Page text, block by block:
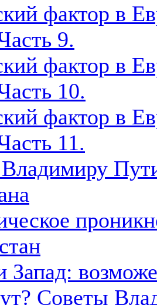
фактор в
9.
фактор в
10.
фактор в
11.
Запад:
Советы